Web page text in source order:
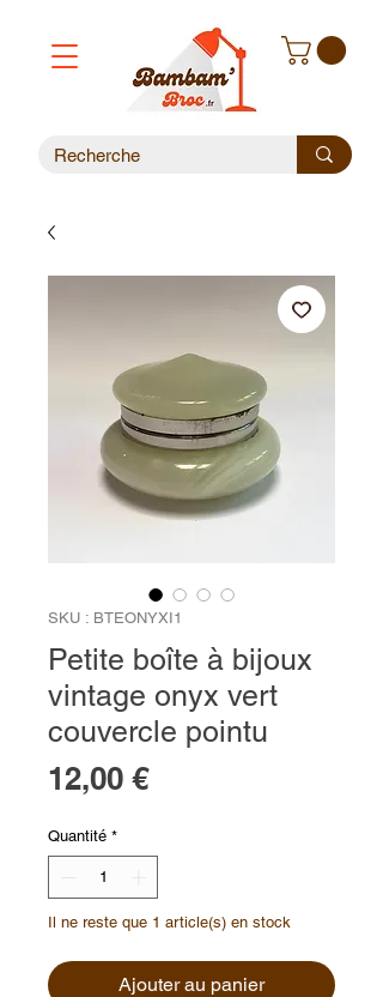
SKU : BTEONYXI1
Petite boîte à bijoux
vintage onyx vert
couvercle pointu
12,00 €Prix
Quantité *
Il ne reste que 1 article(s) en stock
Ajouter au panier